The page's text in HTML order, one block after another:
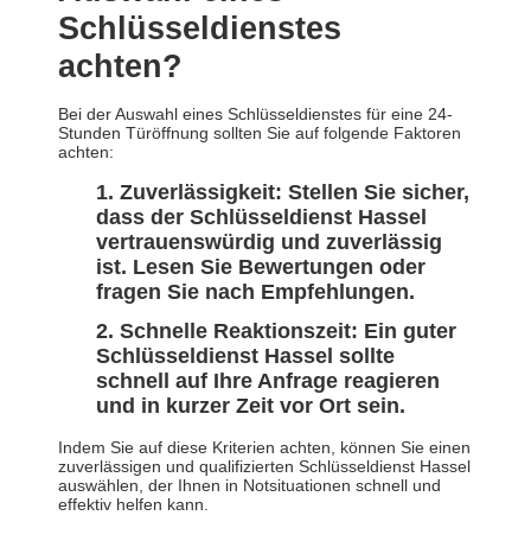
Schlüsseldienstes
achten?
Bei der Auswahl eines Schlüsseldienstes für eine 24-
Stunden Türöffnung sollten Sie auf folgende Faktoren
achten:
Zuverlässigkeit: Stellen Sie sicher,
dass der Schlüsseldienst Hassel
vertrauenswürdig und zuverlässig
ist. Lesen Sie Bewertungen oder
fragen Sie nach Empfehlungen.
Schnelle Reaktionszeit: Ein guter
Schlüsseldienst Hassel sollte
schnell auf Ihre Anfrage reagieren
und in kurzer Zeit vor Ort sein.
Indem Sie auf diese Kriterien achten, können Sie einen
zuverlässigen und qualifizierten Schlüsseldienst Hassel
auswählen, der Ihnen in Notsituationen schnell und
effektiv helfen kann.